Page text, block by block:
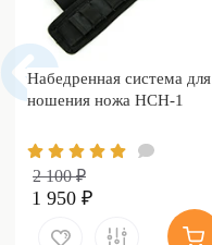
Набедренная система для
ношения ножа НСН-1
2 100 ₽
1 950 ₽